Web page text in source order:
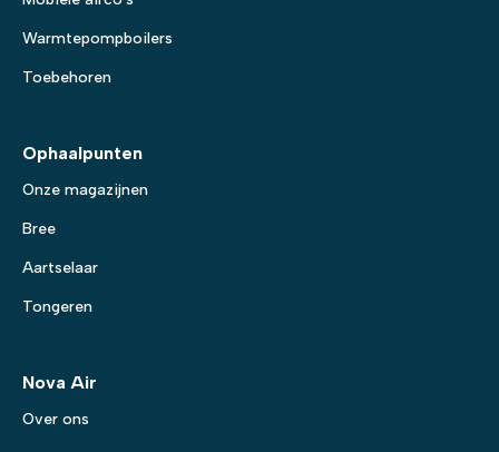
Warmtepompboilers
Toebehoren
Ophaalpunten
Onze magazijnen
Bree
Aartselaar
Tongeren
Nova Air
Over ons